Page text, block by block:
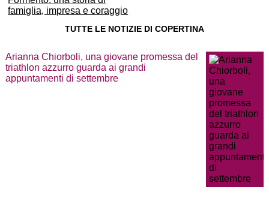
TUTTE LE NOTIZIE DI COPERTINA
Arianna Chiorboli, una giovane promessa del
triathlon azzurro guarda ai grandi
appuntamenti di settembre